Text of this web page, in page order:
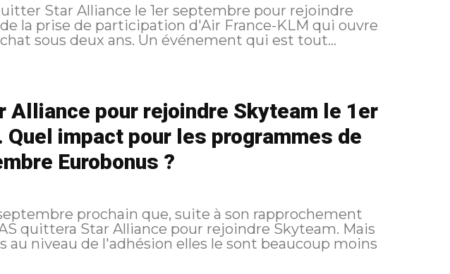
Star Alliance le 1er septembre pour rejoindre
la prise de participation d'Air France-KLM qui ouvre
la voie à un potentiel rachat sous deux ans. Un événement qui est tout...
Alliance pour rejoindre Skyteam le 1er
impact pour les programmes de
Eurobonus ?
prochain que, suite à son rapprochement
quittera Star Alliance pour rejoindre Skyteam. Mais
au niveau de l'adhésion elles le sont beaucoup moins